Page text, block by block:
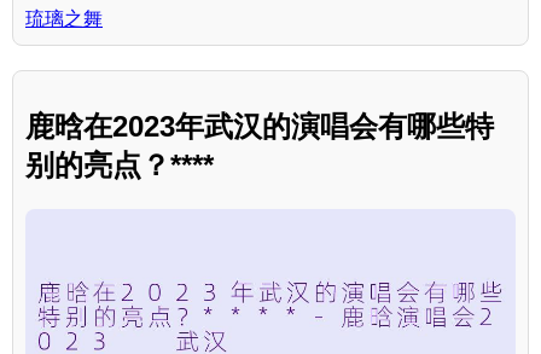
琉璃之舞
鹿晗在2023年武汉的演唱会有哪些特
别的亮点？****